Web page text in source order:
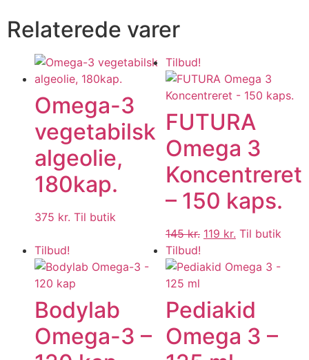
Relaterede varer
Omega-3
vegetabilsk
algeolie,
180kap.
375 kr. Til butik
Tilbud!
FUTURA
Omega 3
Koncentreret
– 150 kaps.
145kr. 119 kr. Til butik
Tilbud!
Bodylab
Omega-3 –
Tilbud!
Pediakid
Omega 3 –